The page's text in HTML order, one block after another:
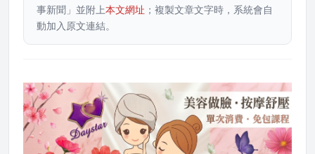
事新聞」並附上本文網址 ；複製文章文字時，系統會自
動加入原文連結。